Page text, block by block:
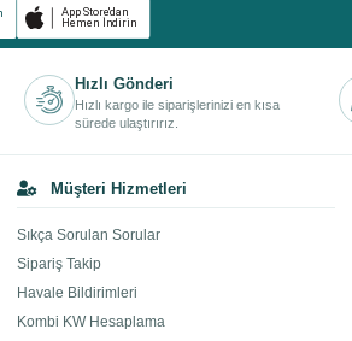
Hızlı Gönderi
Hızlı kargo ile siparişlerinizi en kısa
sürede ulaştırırız.
Müşteri Hizmetleri
Sıkça Sorulan Sorular
Sipariş Takip
Havale Bildirimleri
Kombi KW Hesaplama